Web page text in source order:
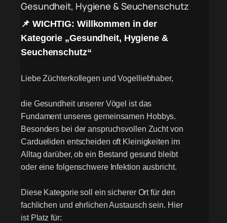
Gesundheit, Hygiene & Seuchenschutz
📌 WICHTIG: Willkommen in der
Kategorie „Gesundheit, Hygiene &
Seuchenschutz“
Liebe Züchterkollegen und Vogelliebhaber,
die Gesundheit unserer Vögel ist das
Fundament unseres gemeinsamen Hobbys.
Besonders bei der anspruchsvollen Zucht von
Cardueliden entscheiden oft Kleinigkeiten im
Alltag darüber, ob ein Bestand gesund bleibt
oder eine folgenschwere Infektion ausbricht.
Diese Kategorie soll ein sicherer Ort für den
fachlichen und ehrlichen Austausch sein. Hier
ist Platz für: